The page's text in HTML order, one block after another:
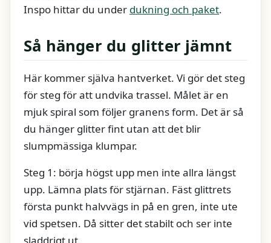
Inspo hittar du under dukning och paket.
Så hänger du glitter jämnt
Här kommer själva hantverket. Vi gör det steg
för steg för att undvika trassel. Målet är en
mjuk spiral som följer granens form. Det är så
du hänger glitter fint utan att det blir
slumpmässiga klumpar.
Steg 1: börja högst upp men inte allra längst
upp. Lämna plats för stjärnan. Fäst glittrets
första punkt halvvägs in på en gren, inte ute
vid spetsen. Då sitter det stabilt och ser inte
sladdrigt ut.